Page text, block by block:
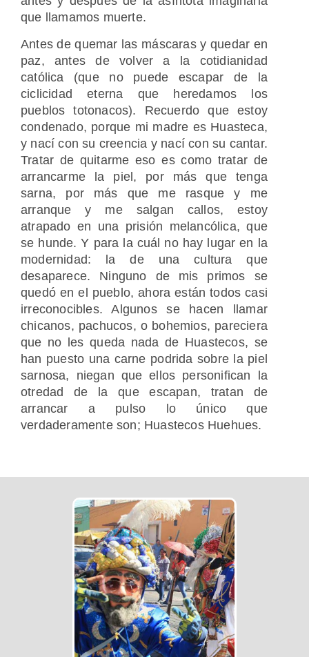
que llamamos muerte.
Antes de quemar las máscaras y quedar en
paz, antes de volver a la cotidianidad
católica (que no puede escapar de la
ciclicidad eterna que heredamos los
pueblos totonacos). Recuerdo que estoy
condenado, porque mi madre es Huasteca,
y nací con su creencia y nací con su cantar.
Tratar de quitarme eso es como tratar de
arrancarme la piel, por más que tenga
sarna, por más que me rasque y me
arranque y me salgan callos, estoy
atrapado en una prisión melancólica, que
se hunde. Y para la cuál no hay lugar en la
modernidad: la de una cultura que
desaparece. Ninguno de mis primos se
quedó en el pueblo, ahora están todos casi
irreconocibles. Algunos se hacen llamar
chicanos, pachucos, o bohemios, pareciera
que no les queda nada de Huastecos, se
han puesto una carne podrida sobre la piel
sarnosa, niegan que ellos personifican la
otredad de la que escapan, tratan de
arrancar a pulso lo único que
verdaderamente son; Huastecos Huehues.